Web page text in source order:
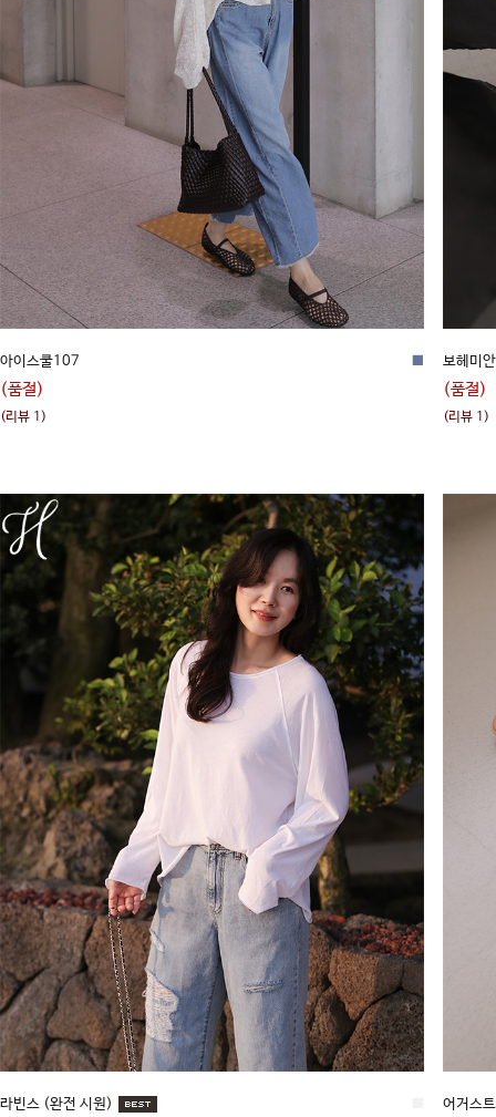
아이스쿨107
(품절)
■
(리뷰 1)
보헤미
(품절)
(리뷰 1)
라빈스 (완전 시원) 어거스트